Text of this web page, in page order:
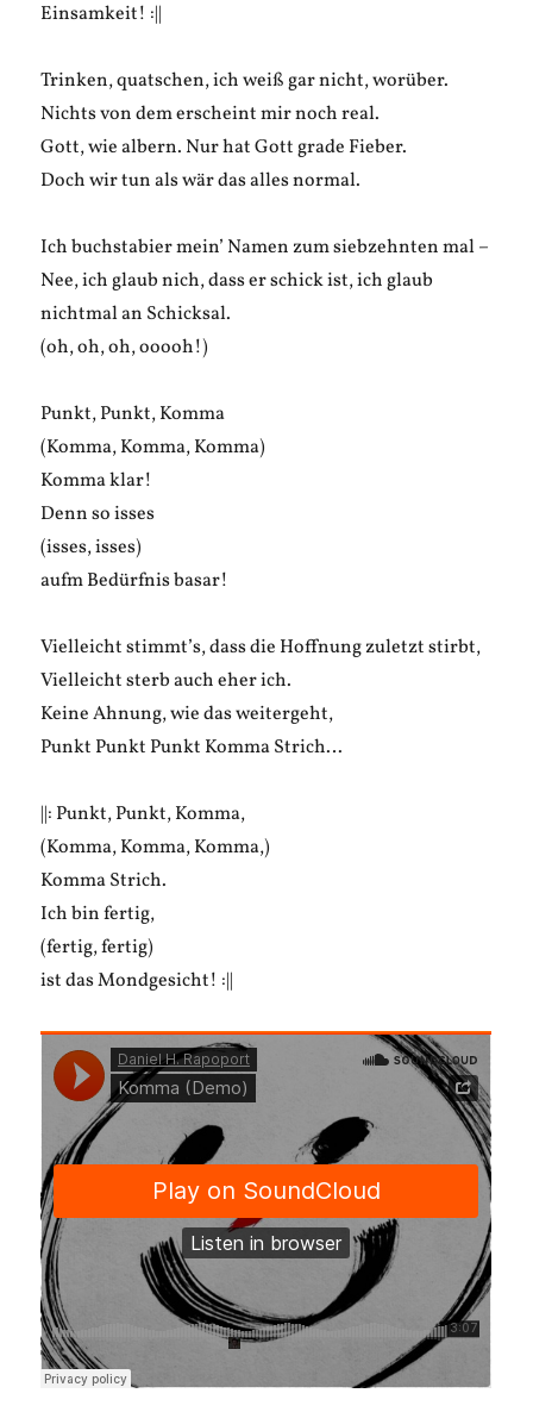
Einsamkeit! :||
Trinken, quatschen, ich weiß gar nicht, worüber.
Nichts von dem erscheint mir noch real.
Gott, wie albern. Nur hat Gott grade Fieber.
Doch wir tun als wär das alles normal.
Ich buchstabier mein’ Namen zum siebzehnten mal –
Nee, ich glaub nich, dass er schick ist, ich glaub
nichtmal an Schicksal.
(oh, oh, oh, ooooh!)
Punkt, Punkt, Komma
(Komma, Komma, Komma)
Komma klar!
Denn so isses
(isses, isses)
aufm Bedürfnis basar!
Vielleicht stimmt’s, dass die Hoffnung zuletzt stirbt,
Vielleicht sterb auch eher ich.
Keine Ahnung, wie das weitergeht,
Punkt Punkt Punkt Komma Strich…
||: Punkt, Punkt, Komma,
(Komma, Komma, Komma,)
Komma Strich.
Ich bin fertig,
(fertig, fertig)
ist das Mondgesicht! :||